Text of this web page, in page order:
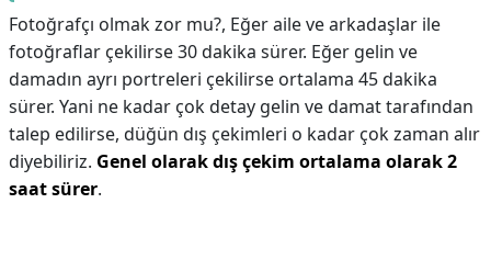
Fotoğrafçı olmak zor mu?, Eğer aile ve arkadaşlar ile
fotoğraflar çekilirse 30 dakika sürer. Eğer gelin ve
damadın ayrı portreleri çekilirse ortalama 45 dakika
sürer. Yani ne kadar çok detay gelin ve damat tarafından
talep edilirse, düğün dış çekimleri o kadar çok zaman alır
diyebiliriz. Genel olarak dış çekim ortalama olarak 2
saat sürer.